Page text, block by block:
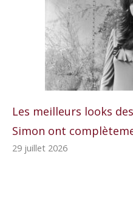
Les meilleurs looks
Simon ont
29 juillet 2026